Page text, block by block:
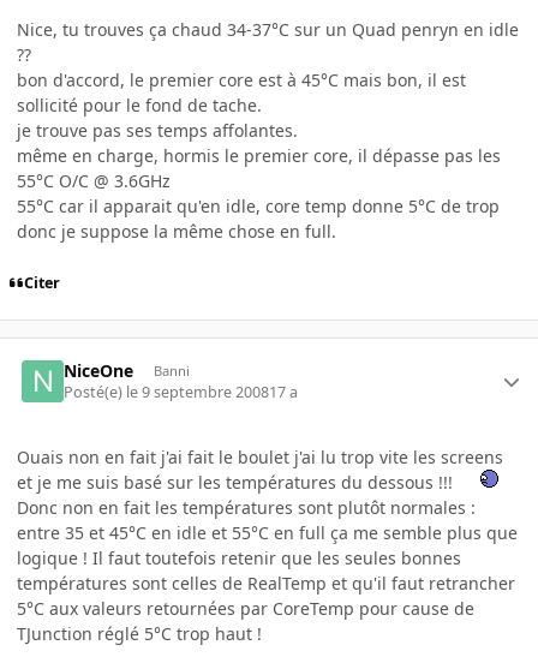
Nice, tu trouves ça chaud 34-37°C sur un Quad penryn en idle
??
bon d'accord, le premier core est à 45°C mais bon, il est
sollicité pour le fond de tache.
je trouve pas ses temps affolantes.
même en charge, hormis le premier core, il dépasse pas les
55°C O/C @ 3.6GHz
55°C car il apparait qu'en idle, core temp donne 5°C de trop
donc je suppose la même chose en full.
Citer
NiceOne Banni
Posté(e) le 9 septembre 200817 a
Ouais non en fait j'ai fait le boulet j'ai lu trop vite les screens
et je me suis basé sur les températures du dessous !!!
Donc non en fait les températures sont plutôt normales :
entre 35 et 45°C en idle et 55°C en full ça me semble plus que
logique ! Il faut toutefois retenir que les seules bonnes
températures sont celles de RealTemp et qu'il faut retrancher
5°C aux valeurs retournées par CoreTemp pour cause de
TJunction réglé 5°C trop haut !